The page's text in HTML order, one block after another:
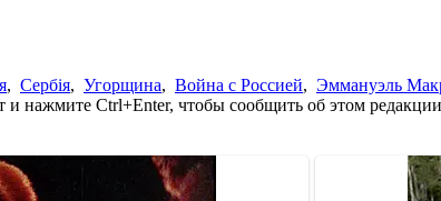
, Сербія, Угорщина, Война с Россией, Эммануэль
нажмите Ctrl+Enter, чтобы сообщить об этом